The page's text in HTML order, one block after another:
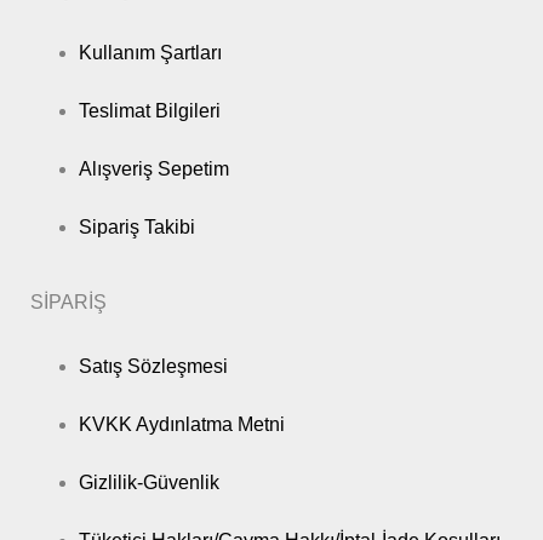
Kullanım Şartları
Teslimat Bilgileri
Alışveriş Sepetim
Sipariş Takibi
SİPARİŞ
Satış Sözleşmesi
KVKK Aydınlatma Metni
Gizlilik-Güvenlik